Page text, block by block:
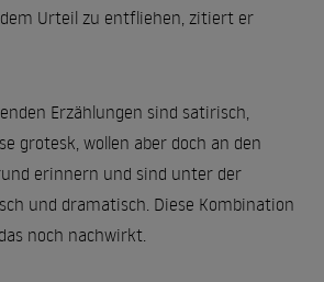
Urteil zu entfliehen, zitiert er
Erzählungen sind satirisch,
grotesk, wollen aber doch an den
erinnern und sind unter der
und dramatisch. Diese Kombination
noch nachwirkt.